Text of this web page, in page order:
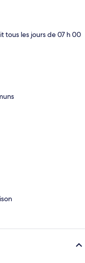
tous les jours de 07 h 00